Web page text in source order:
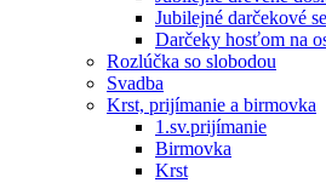
Jubilejné darčekové
Darčeky hosťom na
Rozlúčka so slobodou
Svadba
Krst, prijímanie a birmovka
1.sv.prijímanie
Birmovka
Krst